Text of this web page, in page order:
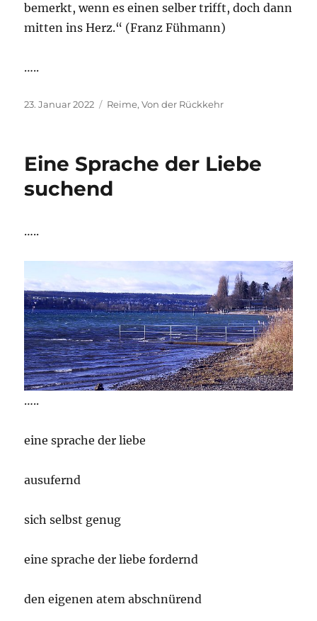
bemerkt, wenn es einen selber trifft, doch dann
mitten ins Herz.“ (Franz Fühmann)
…..
Veröffentlicht
23. Januar 2022 Kategorien
Reime,Von der Rückkehr
Eine Sprache der Liebe
suchend
…..
…..
eine sprache der liebe
ausufernd
sich selbst genug
eine sprache der liebe fordernd
den eigenen atem abschnürend